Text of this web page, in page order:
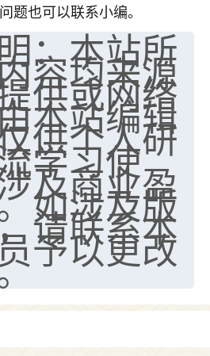
题也可以联系小编。
：本站所
容均来源
供或网络
本站编辑
供个人研
学习使
及商业盈
如涉及版
请联系本
予以更改